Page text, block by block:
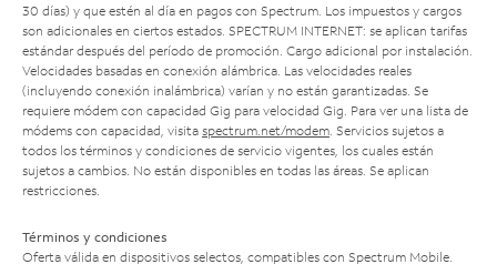
30 días) y que estén al día en pagos con Spectrum. Los impuestos y cargos
son adicionales en ciertos estados. SPECTRUM INTERNET: se aplican tarifas
estándar después del período de promoción. Cargo adicional por instalación.
Velocidades basadas en conexión alámbrica. Las velocidades reales
(incluyendo conexión inalámbrica) varían y no están garantizadas. Se
requiere módem con capacidad Gig para velocidad Gig. Para ver una lista de
módems con capacidad, visita spectrum.net/modem . Servicios sujetos a
todos los términos y condiciones de servicio vigentes, los cuales están
sujetos a cambios. No están disponibles en todas las áreas. Se aplican
restricciones.
Términos y condiciones
Oferta válida en dispositivos selectos, compatibles con Spectrum Mobile.